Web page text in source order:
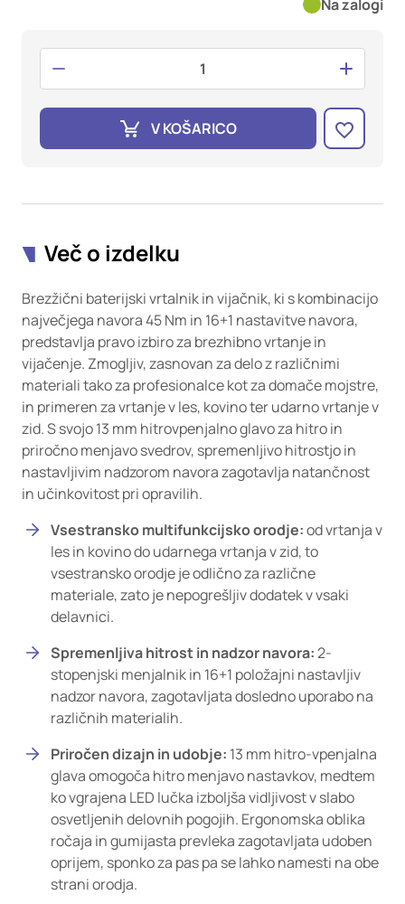
Na zalogi
V KOŠARICO
Več o izdelku
Brezžični baterijski vrtalnik in vijačnik, ki s kombinacijo
največjega navora 45 Nm in 16+1 nastavitve navora,
predstavlja pravo izbiro za brezhibno vrtanje in
vijačenje. Zmogljiv, zasnovan za delo z različnimi
materiali tako za profesionalce kot za domače mojstre,
in primeren za vrtanje v les, kovino ter udarno vrtanje v
zid. S svojo 13 mm hitrovpenjalno glavo za hitro in
priročno menjavo svedrov, spremenljivo hitrostjo in
nastavljivim nadzorom navora zagotavlja natančnost
in učinkovitost pri opravilih.
Vsestransko multifunkcijsko orodje:od vrtanja v
les in kovino do udarnega vrtanja v zid, to
vsestransko orodje je odlično za različne
materiale, zato je nepogrešljiv dodatek v vsaki
delavnici.
Spremenljiva hitrost in nadzor navora:2-
stopenjski menjalnik in 16+1 položajni nastavljiv
nadzor navora, zagotavljata dosledno uporabo na
različnih materialih.
Priročen dizajn in udobje: 13 mm hitro-vpenjalna
glava omogoča hitro menjavo nastavkov, medtem
ko vgrajena LED lučka izboljša vidljivost v slabo
osvetljenih delovnih pogojih. Ergonomska oblika
ročaja in gumijasta prevleka zagotavljata udoben
oprijem, sponko za pas pa se lahko namesti na obe
strani orodja.
edinstveno prepoznavanje vašega brskalnika in naprave. Če
zavrnete uporabo teh piškotkov, ne boste deležni našega